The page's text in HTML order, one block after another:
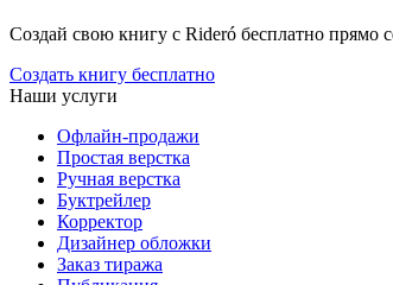
Создай свою книгу с Rideró бесплатно прямо
Создать книгу бесплатно
Наши услуги
Офлайн-продажи
Простая верстка
Ручная верстка
Буктрейлер
Корректор
Дизайнер обложки
Заказ тиража